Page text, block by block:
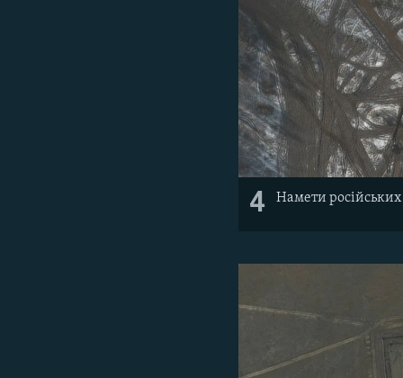
4 Намети російських